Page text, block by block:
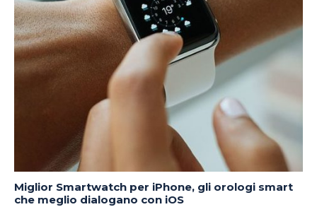
Miglior Smartwatch per iPhone, gli orologi smart
che meglio dialogano con iOS